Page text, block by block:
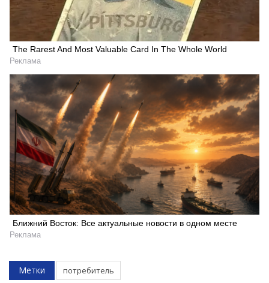
The Rarest And Most Valuable Card In The Whole World
Реклама
Ближний Восток: Все актуальные новости в одном месте
Реклама
Метки потребитель